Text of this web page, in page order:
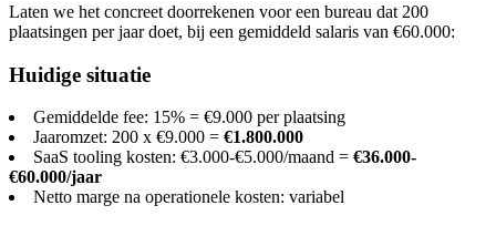
Laten we het concreet doorrekenen voor een bureau dat 200
plaatsingen per jaar doet, bij een gemiddeld salaris van €60.000:
Huidige situatie
Gemiddelde fee: 15% = €9.000 per plaatsing
Jaaromzet: 200 x €9.000 = €1.800.000
SaaS tooling kosten: €3.000-€5.000/maand = €36.000-
€60.000/jaar
Netto marge na operationele kosten: variabel